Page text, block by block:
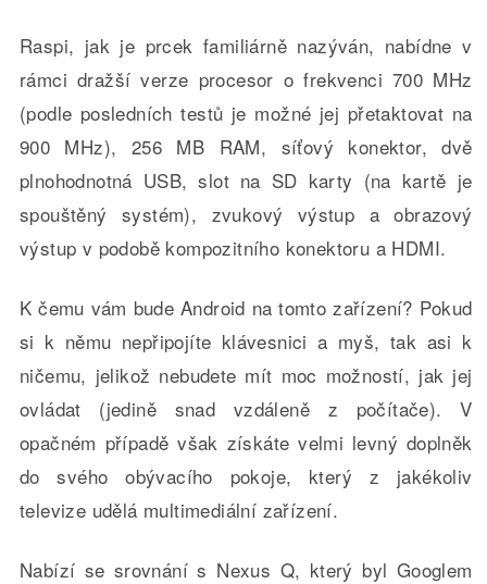
Raspi, jak je prcek familiárně nazýván, nabídne v
rámci dražší verze procesor o frekvenci 700 MHz
(podle posledních testů je možné jej přetaktovat na
900 MHz), 256 MB RAM, síťový konektor, dvě
plnohodnotná USB, slot na SD karty (na kartě je
spouštěný systém), zvukový výstup a obrazový
výstup v podobě kompozitního konektoru a HDMI.
K čemu vám bude Android na tomto zařízení? Pokud
si k němu nepřipojíte klávesnici a myš, tak asi k
ničemu, jelikož nebudete mít moc možností, jak jej
ovládat (jedině snad vzdáleně z počítače). V
opačném případě však získáte velmi levný doplněk
do svého obývacího pokoje, který z jakékoliv
televize udělá multimediální zařízení.
Nabízí se srovnání s Nexus Q, který byl Googlem